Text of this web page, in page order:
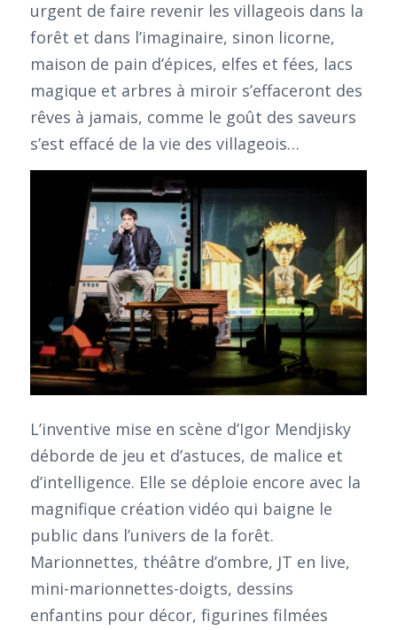
urgent de faire revenir les villageois dans la
forêt et dans l’imaginaire, sinon licorne,
maison de pain d’épices, elfes et fées, lacs
magique et arbres à miroir s’effaceront des
rêves à jamais, comme le goût des saveurs
s’est effacé de la vie des villageois…
L’inventive mise en scène d’Igor Mendjisky
déborde de jeu et d’astuces, de malice et
d’intelligence. Elle se déploie encore avec la
magnifique création vidéo qui baigne le
public dans l’univers de la forêt.
Marionnettes, théâtre d’ombre, JT en live,
mini-marionnettes-doigts, dessins
enfantins pour décor, figurines filmées